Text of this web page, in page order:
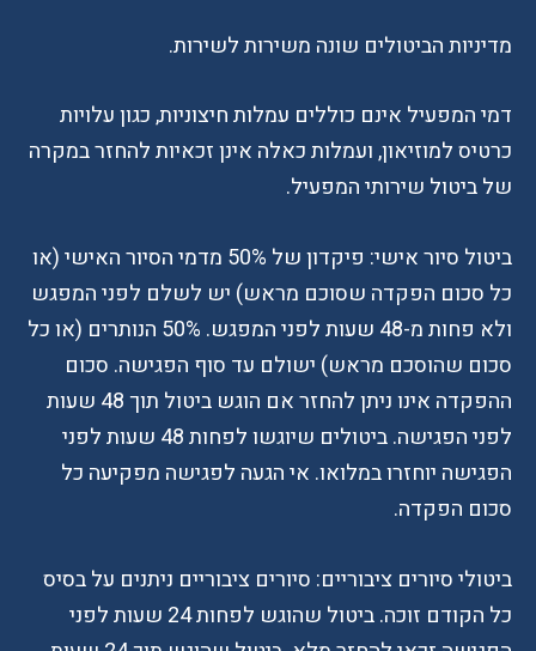
מדיניות הביטולים שונה משירות לשירות.
דמי המפעיל אינם כוללים עמלות חיצוניות, כגון עלויות
כרטיס למוזיאון, ועמלות כאלה אינן זכאיות להחזר במקרה
של ביטול שירותי המפעיל.
ביטול סיור אישי: פיקדון של 50% מדמי הסיור האישי (או
כל סכום הפקדה שסוכם מראש) יש לשלם לפני המפגש
ולא פחות מ-48 שעות לפני המפגש. 50% הנותרים (או כל
סכום שהוסכם מראש) ישולם עד סוף הפגישה. סכום
ההפקדה אינו ניתן להחזר אם הוגש ביטול תוך 48 שעות
לפני הפגישה. ביטולים שיוגשו לפחות 48 שעות לפני
הפגישה יוחזרו במלואו. אי הגעה לפגישה מפקיעה כל
סכום הפקדה.
ביטולי סיורים ציבוריים: סיורים ציבוריים ניתנים על בסיס
כל הקודם זוכה. ביטול שהוגש לפחות 24 שעות לפני